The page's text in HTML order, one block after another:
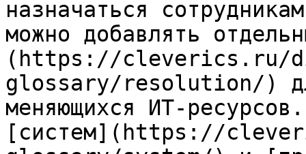
назначаться
можно добавлять
(https://cleverics.ru/
glossary/resolution/)
меняющихся ИТ-
[систем](https://